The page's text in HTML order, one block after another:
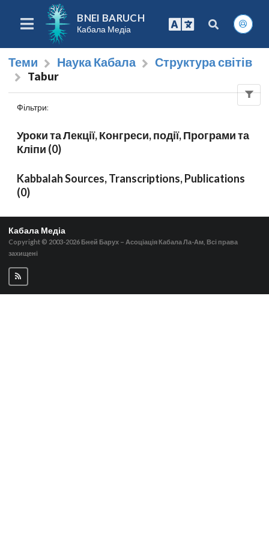
BNEI BARUCH
Кабала Медіа
Теми Наука Кабала
Структура світів
Tabur
Фільтри:
Уроки та Лекції, Конгреси, події, Програми та
Кліпи (0)
Kabbalah Sources, Transcriptions, Publications
(0)
Кабала Медіа
Copyright © 2003-2026 Бней Барух – Асоціація Кабала Ла-Ам, Всі права
захищені